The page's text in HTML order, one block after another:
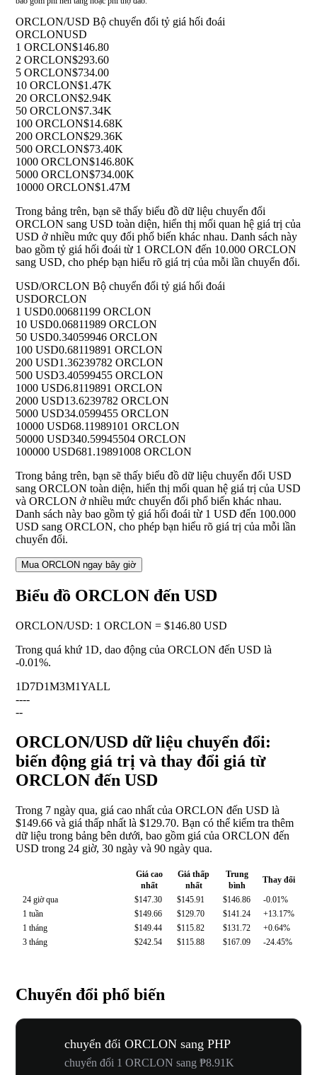
ORCLON/USD Bộ chuyển đổi tỷ giá hối đoái
ORCLONUSD
1 ORCLON$146.80
2 ORCLON$293.60
5 ORCLON$734.00
10 ORCLON$1.47K
20 ORCLON$2.94K
50 ORCLON$7.34K
100 ORCLON$14.68K
200 ORCLON$29.36K
500 ORCLON$73.40K
1000 ORCLON$146.80K
5000 ORCLON$734.00K
10000 ORCLON$1.47M
Trong bảng trên, bạn sẽ thấy biểu đồ dữ liệu chuyển đổi
ORCLON sang USD toàn diện, hiển thị mối quan hệ giá trị của
USD ở nhiều mức quy đổi phổ biến khác nhau. Danh sách này
bao gồm tỷ giá hối đoái từ 1 ORCLON đến 10.000 ORCLON
sang USD, cho phép bạn hiểu rõ giá trị của mỗi lần chuyển đổi.
USD/ORCLON Bộ chuyển đổi tỷ giá hối đoái
USDORCLON
1 USD0.00681199 ORCLON
10 USD0.06811989 ORCLON
50 USD0.34059946 ORCLON
100 USD0.68119891 ORCLON
200 USD1.36239782 ORCLON
500 USD3.40599455 ORCLON
1000 USD6.8119891 ORCLON
2000 USD13.6239782 ORCLON
5000 USD34.0599455 ORCLON
10000 USD68.11989101 ORCLON
50000 USD340.59945504 ORCLON
100000 USD681.19891008 ORCLON
Trong bảng trên, bạn sẽ thấy biểu đồ dữ liệu chuyển đổi USD
sang ORCLON toàn diện, hiển thị mối quan hệ giá trị của USD
và ORCLON ở nhiều mức chuyển đổi phổ biến khác nhau.
Danh sách này bao gồm tỷ giá hối đoái từ 1 USD đến 100.000
USD sang ORCLON, cho phép bạn hiểu rõ giá trị của mỗi lần
chuyển đổi.
Mua ORCLON ngay bây giờ
Biểu đồ ORCLON đến USD
ORCLON/USD: 1 ORCLON = $146.80 USD
Trong quá khứ 1D, dao động của ORCLON đến USD là
-0.01%.
1D7D1M3M1YALL
----
--
ORCLON/USD dữ liệu chuyển đổi:
biến động giá trị và thay đổi giá từ
ORCLON đến USD
Trong 7 ngày qua, giá cao nhất của ORCLON đến USD là
$149.66 và giá thấp nhất là $129.70. Bạn có thể kiểm tra thêm
dữ liệu trong bảng bên dưới, bao gồm giá của ORCLON đến
USD trong 24 giờ, 30 ngày và 90 ngày qua.
Giá cao
nhất
Giá thấp
nhất
Trung
bình
Thay đổi
24 giờ qua
$147.30 $145.91 $146.86
-0.01%
1 tuần
$149.66 $129.70 $141.24
+13.17%
1 tháng
$149.44 $115.82 $131.72
+0.64%
3 tháng
$242.54 $115.88 $167.09 -24.45%
Chuyển đổi phổ biến
chuyển đổi ORCLON sang PHP
chuyển đổi 1 ORCLON sang ₱8.91K